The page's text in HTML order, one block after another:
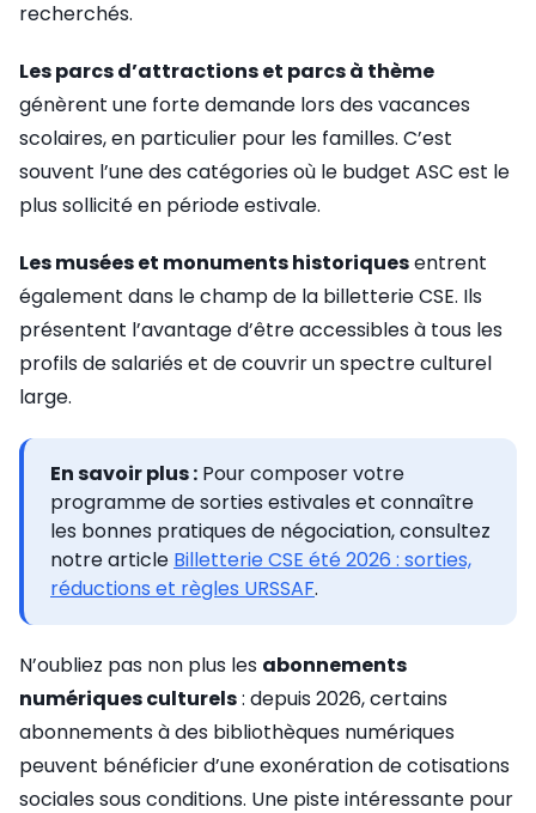
recherchés.
Les parcs d’attractions et parcs à thème
génèrent une forte demande lors des vacances
scolaires, en particulier pour les familles. C’est
souvent l’une des catégories où le budget ASC est le
plus sollicité en période estivale.
Les musées et monuments historiquesentrent
également dans le champ de la billetterie CSE. Ils
présentent l’avantage d’être accessibles à tous les
profils de salariés et de couvrir un spectre culturel
large.
En savoir plus : Pour composer votre
programme de sorties estivales et connaître
les bonnes pratiques de négociation, consultez
notre article Billetterie CSE été 2026 : sorties,
réductions et règles URSSAF.
N’oubliez pas non plus les abonnements
numériques culturels: depuis 2026, certains
abonnements à des bibliothèques numériques
peuvent bénéficier d’une exonération de cotisations
sociales sous conditions. Une piste intéressante pour